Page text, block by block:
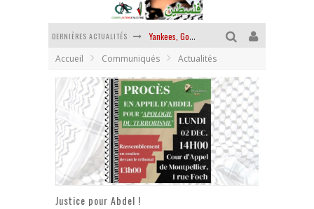
DERNIÈRES ACTUALITÉS Yankees, Go home !
Chantage terroriste
La révolution ou rien
Des accords de paix sans le peuple et contre le peuple
La guerre sioniste, la guerre démographique
La banalité du mal colonial
Accueil Communiqués Actualités
Justice pour Abdel !